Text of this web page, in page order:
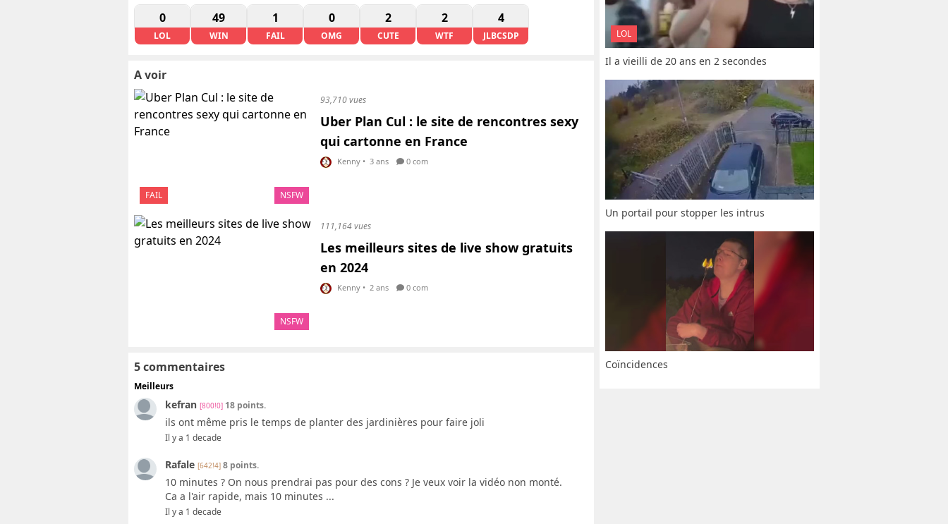
0
LOL
49
WIN
1
FAIL
0
OMG
2
CUTE
2
WTF
4
JLBCSDP
A voir
FAIL NSFW
93,710 vues
Uber Plan Cul : le site de rencontres sexy
qui cartonne en France
Kenny • 3 ans 0 com
NSFW
111,164 vues
Les meilleurs sites de live show gratuits
en 2024
Kenny • 2 ans 0 com
5 commentaires
Meilleurs
kefran [800!0] 18 points.
ils ont même pris le temps de planter des jardinières pour faire joli
Il y a 1 decade
Rafale [642!4] 8 points.
10 minutes ? On nous prendrai pas pour des cons ? Je veux voir la vidéo non monté.
Ca a l'air rapide, mais 10 minutes ...
Il y a 1 decade
LOL
Il a vieilli de 20 ans en 2 secondes
Un portail pour stopper les intrus
Coïncidences